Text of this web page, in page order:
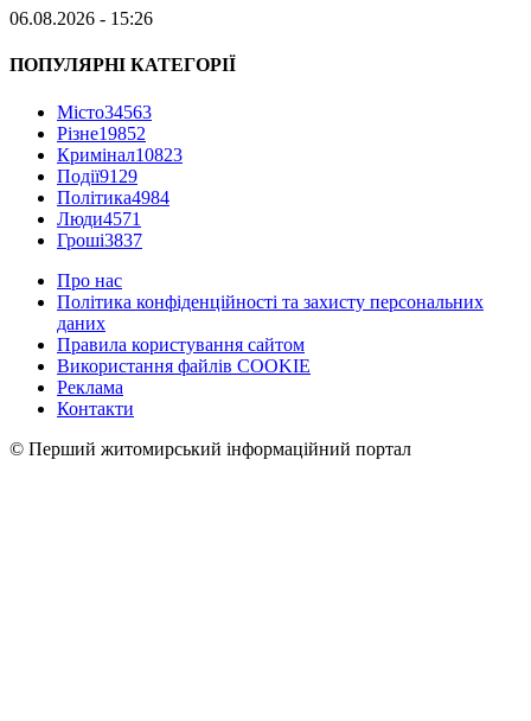
06.08.2026 - 15:26
ПОПУЛЯРНІ КАТЕГОРІЇ
Місто34563
Різне19852
Кримінал10823
Події9129
Політика4984
Люди4571
Гроші3837
Про нас
Політика конфіденційності та захисту персональних
даних
Правила користування сайтом
Використання файлів COOKIE
Реклама
Контакти
© Перший житомирський інформаційний портал